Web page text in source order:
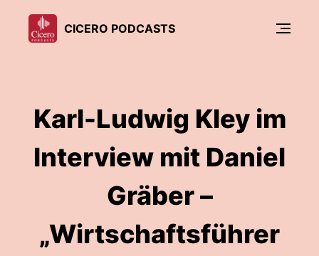
CICERO PODCASTS
Karl-Ludwig Kley im
Interview mit Daniel
Gräber –
„Wirtschaftsführer